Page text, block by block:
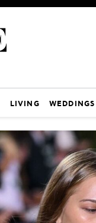
LIVING WEDDINGS